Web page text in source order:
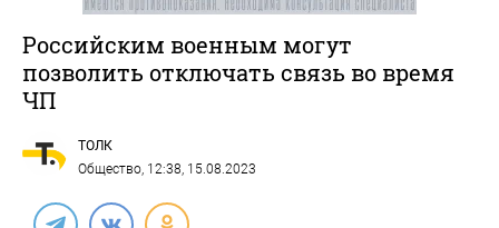
Российским военным могут
позволить отключать связь во время
ЧП
ТОЛК
Общество, 12:38, 15.08.2023